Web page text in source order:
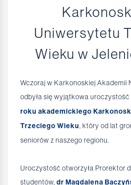
Uniwersytetu
Wieku w
Wczoraj w Karkonoskiej Akademii
odbyła się wyjątkowa uroczystość
roku akademickiego
Trzeciego Wieku, który od lat
seniorów z naszego regionu.
Uroczystość otworzyła Prorektor
studentów, dr Magdalena